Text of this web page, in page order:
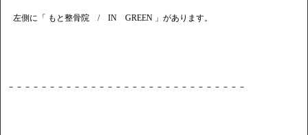
左側に「 もと整骨院 / IN GREEN 」があります。
－－－－－－－－－－－－－－－－－－－－－－－－－－－－－